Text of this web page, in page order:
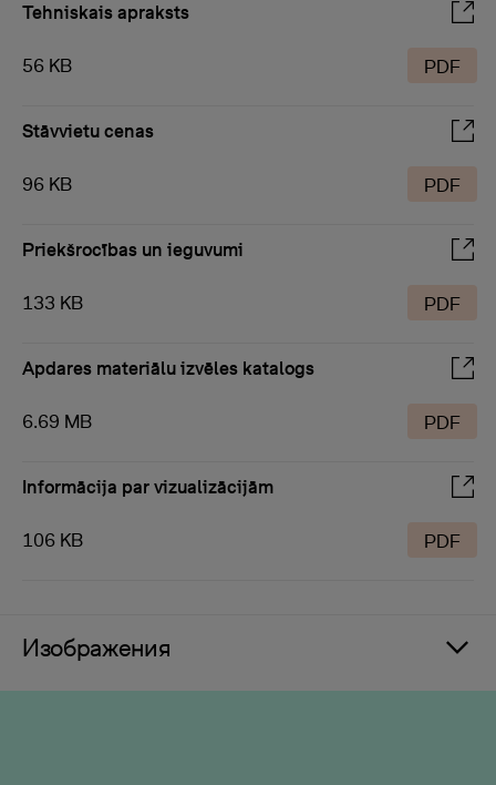
Tehniskais apraksts
56 KB PDF
Stāvvietu cenas
96 KB PDF
Priekšrocības un ieguvumi
133 KB PDF
Apdares materiālu izvēles katalogs
6.69 MB PDF
Informācija par vizualizācijām
106 KB PDF
Изображения